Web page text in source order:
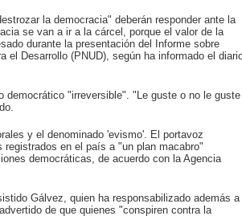
la democracia" deberán responder ante la
se van a ir a la cárcel, porque el valor de la
durante la presentación del Informe sobre
el Desarrollo (PNUD), según ha informado el
democrático "irreversible". "Le guste o no le guste
y el denominado 'evismo'. El portavoz
en el país a "un plan macabro"
democráticas, de acuerdo con la Agencia
Gálvez, quien ha responsabilizado además a
de que quienes "conspiren contra la